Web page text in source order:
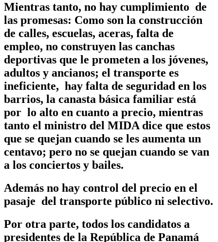
Mientras tanto, no hay cumplimiento de
las promesas: Como son la construcción
de calles, escuelas, aceras, falta de
empleo, no construyen las canchas
deportivas que le prometen a los jóvenes,
adultos y ancianos; el transporte es
ineficiente, hay falta de seguridad en los
barrios, la canasta básica familiar está
por lo alto en cuanto a precio, mientras
tanto el ministro del MIDA dice que estos
que se quejan cuando se les aumenta un
centavo; pero no se quejan cuando se van
a los conciertos y bailes.
Además no hay control del precio en el
pasaje del transporte público ni selectivo.
Por otra parte, todos los candidatos a
presidentes de la República de Panamá